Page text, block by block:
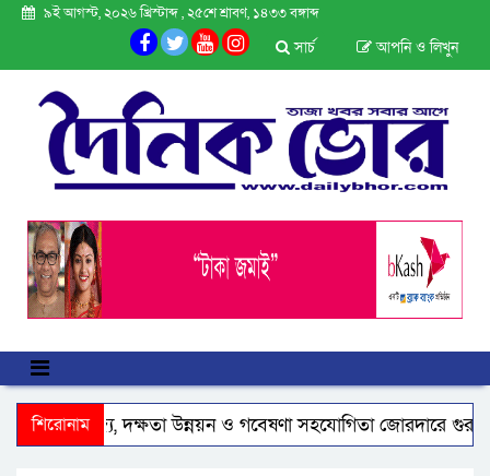
৯ই আগস্ট, ২০২৬ খ্রিস্টাব্দ , ২৫শে শ্রাবণ, ১৪৩৩ বঙ্গাব্দ
আপনি ও লিখুন
সার্চ
শিরোনাম
বাণিজ্য, দক্ষতা উন্নয়ন ও গবেষণা সহযোগিতা জোরদারে গুরুত্ব